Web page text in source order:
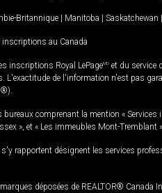
Britannique | Manitoba | Saskatchewan |
inscriptions au Canada
inscriptions Royal LePageMD et du service
de l'information n'est pas
comprenant la mention « Services
», et « Les immeubles Mont-Tremblant
rapportent désignent les services
déposées de REALTOR®